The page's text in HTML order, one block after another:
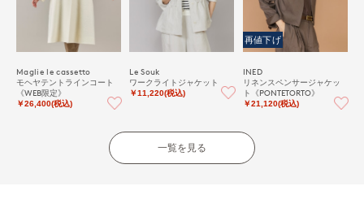
Maglie le cassetto
モヘヤテントラインコート
《WEB限定》
￥26,400(税込)
Le Souk
ワークライトジャケット
￥11,220(税込)
再値下げ
INED
リネンスペンサージャケッ
ト《PONTETORTO》
￥21,120(税込)
一覧を見る